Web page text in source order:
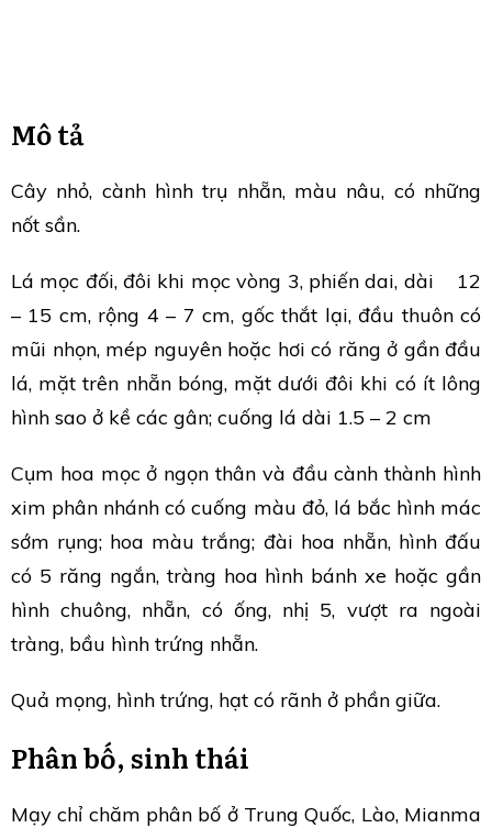
Mô tả
Cây nhỏ, cành hình trụ nhẵn, màu nâu, có những
nốt sần.
Lá mọc đối, đôi khi mọc vòng 3, phiến dai, dài 12
– 15 cm, rộng 4 – 7 cm, gốc thắt lại, đầu thuôn có
mũi nhọn, mép nguyên hoặc hơi có răng ở gần đầu
lá, mặt trên nhẵn bóng, mặt dưới đôi khi có ít lông
hình sao ở kề các gân; cuống lá dài 1.5 – 2 cm
Cụm hoa mọc ở ngọn thân và đầu cành thành hình
xim phân nhánh có cuống màu đỏ, lá bắc hình mác
sớm rụng; hoa màu trắng; đài hoa nhẵn, hình đấu
có 5 răng ngắn, tràng hoa hình bánh xe hoặc gần
hình chuông, nhẵn, có ống, nhị 5, vượt ra ngoài
tràng, bầu hình trứng nhẵn.
Quả mọng, hình trứng, hạt có rãnh ở phần giữa.
Phân bố, sinh thái
Mạy chỉ chăm phân bố ở Trung Quốc, Lào, Mianma